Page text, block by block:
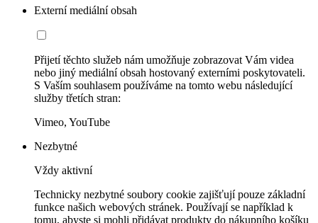
Externí mediální obsah
Přijetí těchto služeb nám umožňuje zobrazovat Vám videa
nebo jiný mediální obsah hostovaný externími poskytovateli.
S Vaším souhlasem používáme na tomto webu následující
služby třetích stran:
Vimeo, YouTube
Nezbytné
Vždy aktivní
Technicky nezbytné soubory cookie zajišťují pouze základní
funkce našich webových stránek. Používají se například k
tomu, abyste si mohli přidávat produkty do nákupního košíku